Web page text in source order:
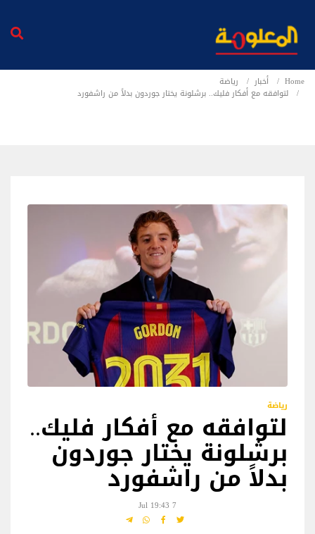
Home أخبار
رياضة
لتوافقه مع أفكار فليك.. برشلونة يختار جوردون بدلاً من راشفورد
رياضة
لتوافقه مع أفكار فليك..
برشلونة يختار جوردون
بدلاً من راشفورد
7 Jul 19:43